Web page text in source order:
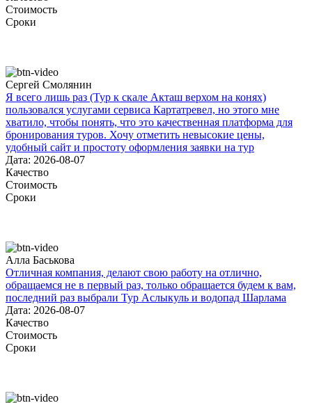
Стоимость
Сроки
Сергей Смолянин
Я всего лишь раз (Тур к скале Акташ верхом на конях)
пользовался услугами сервиса Картатревел, но этого мне
хватило, чтобы понять, что это качественная платформа для
бронирования туров. Хочу отметить невысокие цены,
удобный сайт и простоту оформления заявки на тур
Дата: 2026-08-07
Качество
Стоимость
Сроки
Алла Баськова
Отличная компания, делают свою работу на отлично,
обращаемся не в первый раз, только обращается будем к вам,
последний раз выбрали Тур Аслыкуль и водопад Шарлама
Дата: 2026-08-07
Качество
Стоимость
Сроки